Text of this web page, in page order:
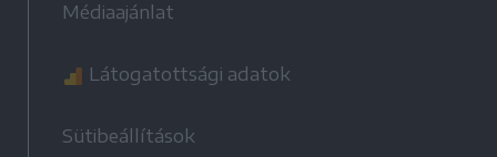
Médiaajánlat
Látogatottsági adatok
Sütibeállítások